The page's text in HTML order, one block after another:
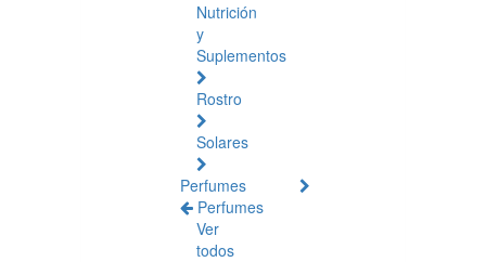
Nutrición
y
Suplementos
Rostro
Solares
Perfumes
Perfumes
Ver
todos